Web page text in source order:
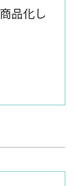
品化し